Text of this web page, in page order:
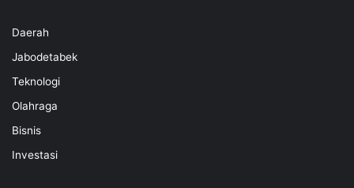
Daerah
Jabodetabek
Teknologi
Olahraga
Bisnis
Investasi